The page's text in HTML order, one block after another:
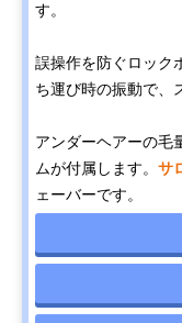
す。
誤操作を防ぐロック
ち運び時の振動で、
アンダーヘアーの毛
ムが付属します。 サ
ェーバーです。